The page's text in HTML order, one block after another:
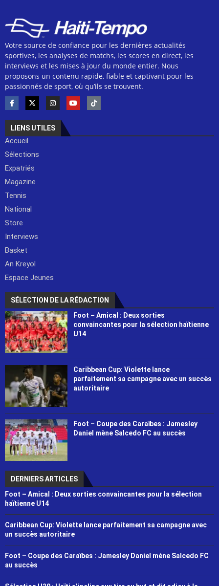
Votre source de confiance pour les dernières actualités
sportives, les analyses de matchs, les scores en direct, les
interviews et les mises à jour du monde entier. Nous
proposons un contenu rapide, fiable et captivant pour les
passionnés de sport, où qu’ils se trouvent.
LIENS UTILES
Accueil
Sélections
Expatriés
Magazine
Tennis
National
Store
Interviews
Basket
An Kreyol
Espace Jeunes
SÉLECTION DE LA RÉDACTION
Foot – Amical : Deux sorties
convaincantes pour la sélection haïtienne
U14
Caribbean Cup: Violette lance
parfaitement sa campagne avec un succès
autoritaire
Foot – Coupe des Caraïbes : Jamesley
Daniel mène Salcedo FC au succès
DERNIERS ARTICLES
Foot – Amical : Deux sorties convaincantes pour la sélection
haïtienne U14
Caribbean Cup: Violette lance parfaitement sa campagne avec
un succès autoritaire
Foot – Coupe des Caraïbes : Jamesley Daniel mène Salcedo FC
au succès